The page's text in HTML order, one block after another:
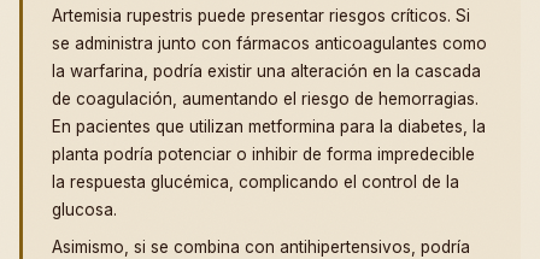
Artemisia rupestris puede presentar riesgos críticos. Si
se administra junto con fármacos anticoagulantes como
la warfarina, podría existir una alteración en la cascada
de coagulación, aumentando el riesgo de hemorragias.
En pacientes que utilizan metformina para la diabetes, la
planta podría potenciar o inhibir de forma impredecible
la respuesta glucémica, complicando el control de la
glucosa.
Asimismo, si se combina con antihipertensivos, podría